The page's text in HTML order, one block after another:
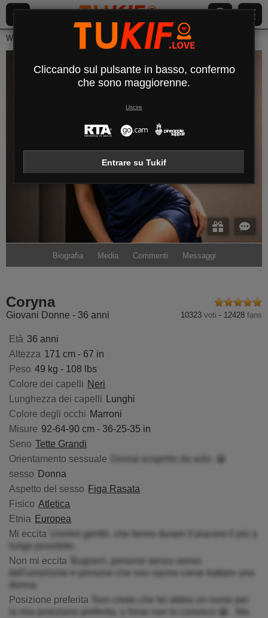
Webcam Live Giovani Donne Coryna
Coryna
Disconnesso
Biografia Media Commenti Messaggi
10323 voti - 12428 fans
Coryna
Giovani Donne - 36 anni
Età 36 anni
Altezza 171 cm - 67 in
Peso 49 kg - 108 lbs
Colore dei capelli Neri
Lunghezza dei capelli
Lunghi
Colore degli occhi Marroni
Misure 92-64-90 cm - 36-25-35 in
Seno Tette Grandi
Orientamento sessuale
Dovrai scoprirlo da solo. 😀
sesso Donna
Aspetto del sesso Figa Rasata
Fisico Atletica
Etnia Europea
Mi eccita
Uomini gentili, che fanno durare il piacere il più a
lungo possibile.
Non mi eccita
Bugiarzi, persone senza senso
dell'umorismo e persone che non sanno come trattare una
Posizione preferita
Non credo che lei abbia un nome per
la mia posizione preferita, o forse non lo conosco 😀 . Ma
Cliccando sul pulsante in basso, confermo
che sono maggiorenne.
Uscire
Entrare su Tukif